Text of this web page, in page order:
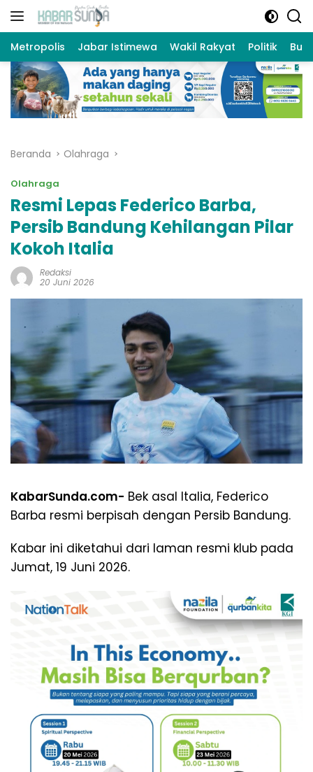
Langsung
Metropolis Jabar Istimewa Wakil Rakyat Politik
Beranda Olahraga
Olahraga
Resmi Lepas Federico Barba,
Persib Bandung Kehilangan Pilar
Kokoh Italia
Redaksi
20 Juni 2026
KabarSunda.com- Bek asal Italia, Federico
Barba resmi berpisah dengan Persib Bandung.
Kabar ini diketahui dari laman resmi klub pada
Jumat, 19 Juni 2026.